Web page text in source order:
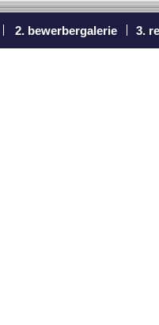
2. bewerbergalerie 3.